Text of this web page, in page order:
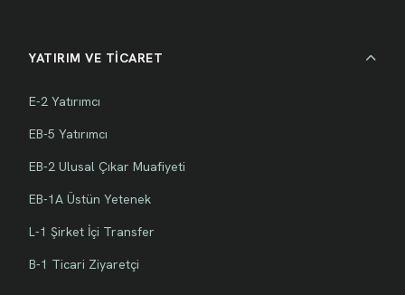
YATIRIM VE TİCARET
E-2 Yatırımcı
EB-5 Yatırımcı
EB-2 Ulusal Çıkar Muafiyeti
EB-1A Üstün Yetenek
L-1 Şirket İçi Transfer
B-1 Ticari Ziyaretçi